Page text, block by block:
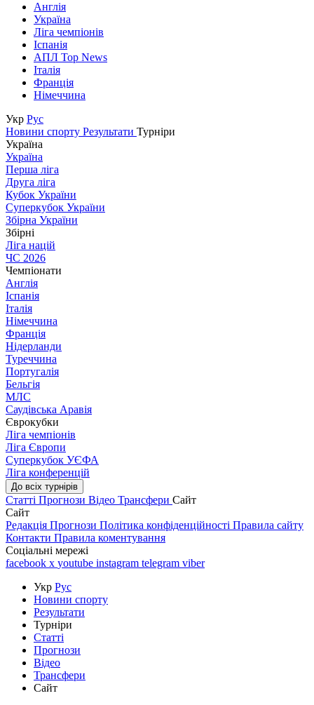
Англія
Україна
Ліга чемпіонів
Іспанія
АПЛ Top News
Італія
Франція
Німеччина
Укр Рус
Новини спорту Результати Турніри
Україна
Україна
Перша ліга
Друга ліга
Кубок України
Суперкубок України
Збірна України
Збірні
Ліга націй
ЧС 2026
Чемпіонати
Англія
Іспанія
Італія
Німеччина
Франція
Нідерланди
Туреччина
Португалія
Бельгія
МЛС
Саудівська Аравія
Єврокубки
Ліга чемпіонів
Ліга Європи
Суперкубок УЄФА
Ліга конференцій
До всіх турнірів
Статті Прогнози Відео Трансфери Сайт
Сайт
Редакція Прогнози Політика конфіденційності Правила сайту
Контакти Правила коментування
Соціальні мережі
facebook x youtube instagram telegram viber
Укр Рус
Новини спорту
Результати
Турніри
Статті
Прогнози
Відео
Трансфери
Сайт